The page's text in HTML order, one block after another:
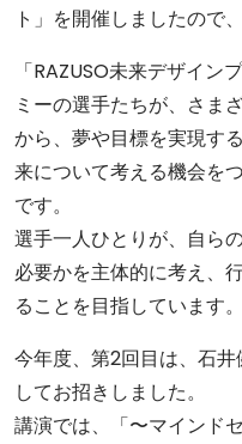
ト」を開催しましたので
「RAZUSO未来デザイ
ミーの選手たちが、さま
から、夢や目標を実現す
来について考える機会を
です。
選手一人ひとりが、自ら
必要かを主体的に考え、
ることを目指しています。
今年度、第2回目は、石
してお招きしました。
講演では、「〜マインド